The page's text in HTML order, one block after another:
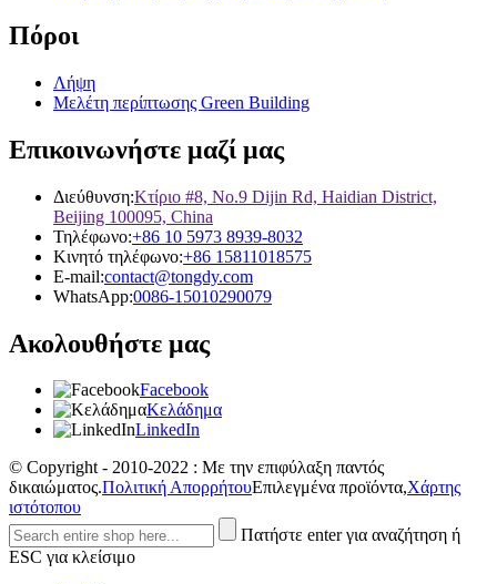
Πόροι
Λήψη
Μελέτη περίπτωσης Green Building
Επικοινωνήστε μαζί μας
Διεύθυνση:Κτίριο #8, No.9 Dijin Rd, Haidian District,
Beijing 100095, China
Τηλέφωνο:+86 10 5973 8939-8032
Κινητό τηλέφωνο:+86 15811018575
E-mail:contact@tongdy.com
WhatsApp:0086-15010290079
Ακολουθήστε μας
Facebook
Κελάδημα
LinkedIn
© Copyright - 2010-2022 : Με την επιφύλαξη παντός
δικαιώματος.Πολιτική ΑπορρήτουΕπιλεγμένα προϊόντα,Χάρτης
ιστότοπου
Πατήστε enter για αναζήτηση ή
ESC για κλείσιμο